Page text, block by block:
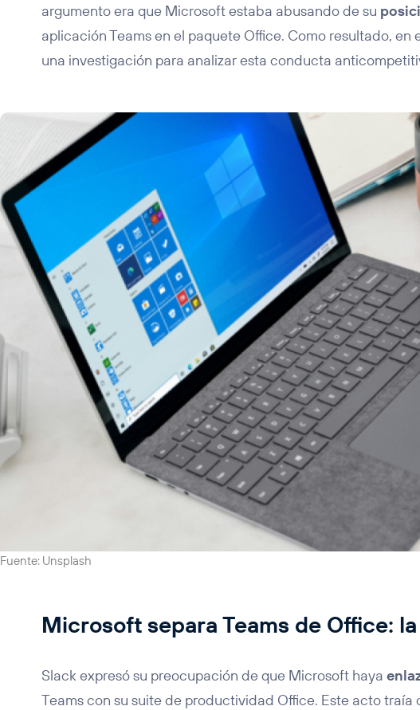
argumento era que Microsoft estaba abusando de su
aplicación Teams en el paquete Office. Como resultado, en
una investigación para analizar esta conducta
Fuente: Unsplash
Microsoft separa Teams de Office:
Slack expresó su preocupación de que Microsoft haya
Teams con su suite de productividad Office. Este acto traía